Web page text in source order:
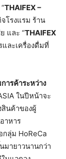
THAIFEX –
โรงแรม ร้าน
และ “THAIFEX
ละเครื่องดื่มที่
ารค้าระหว่าง
ในปีหน้าจะ
สินค้าของผู้
าหาร
กลุ่ม HoReCa
มายาวนานกว่า